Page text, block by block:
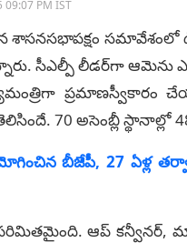
09:07 PM IST
సమావేశంలో
సీఎల్పీ లీడర్‌గా ఆమెను
ప్రమాణస్వీకారం
70 అసెంబ్లీ
బీజేపీ, 27 ఏళ్ల
ఆప్‌ కన్వీనర్‌,